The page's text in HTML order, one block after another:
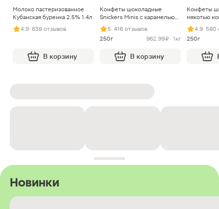
Молоко пастеризованное
Кубанская буренка 2.5% 1.4л
4.9· 638 отзывов
В корзину
Конфеты шоколадные
Snickers Minis с карамелью
арахисом и нугой
5· 416 отзывов
250г
962.99 ₽ · 1кг
В корзину
Конфеты
мякотью
4.9· 580
250г
Новинки